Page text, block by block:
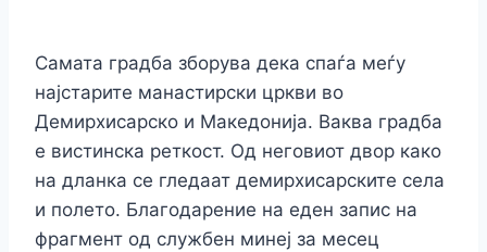
Самата градба зборува дека спаѓа меѓу
најстарите манастирски цркви во
Демирхисарско и Македонија. Ваква градба
е вистинска реткост. Од неговиот двор како
на дланка се гледаат демирхисарските села
и полето. Благодарение на еден запис на
фрагмент од службен минеј за месец